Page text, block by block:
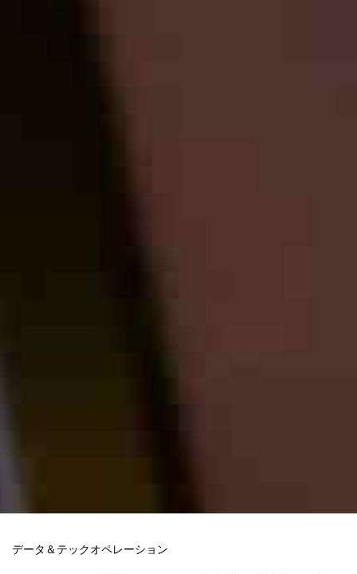
データ＆テックオペレーション